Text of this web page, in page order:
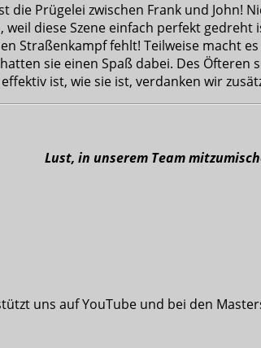
die Prügelei zwischen Frank und John!
diese Szene einfach perfekt
Straßenkampf fehlt! Teilweise macht
sie einen Spaß dabei. Des
ist, wie sie ist, verdanken wir
Lust, in unserem Team
uns auf YouTube und bei den